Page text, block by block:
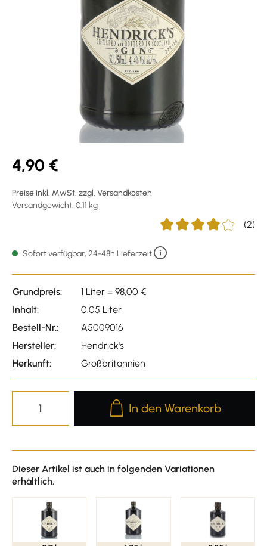
4,90 €
Preise inkl. MwSt. zzgl. Versandkosten
Versandgewicht: 0.11 kg
(2)
Sofort verfügbar, 24-48h Lieferzeit
Grundpreis:
1 Liter = 98,00 €
Inhalt:
0.05 Liter
Bestell-Nr.:
A5009016
Hersteller:
Hendrick's
Herkunft:
Großbritannien
Produkt Anzahl: Gib den
In den Warenkorb
Dieser Artikel ist auch in folgenden Variationen
erhältlich.